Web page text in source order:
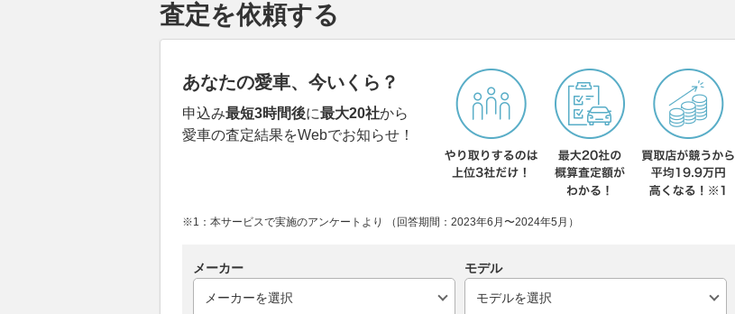
査定を依頼する
あなたの愛車、今いくら？
申込み最短3時間後に最大20社から
愛車の査定結果をWebでお知らせ！
※1：本サービスで実施のアンケートより （回答期間：2023年6月〜2024年5月）
メーカー モデル